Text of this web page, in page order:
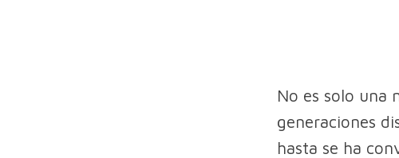
No es solo una
generaciones
hasta se ha